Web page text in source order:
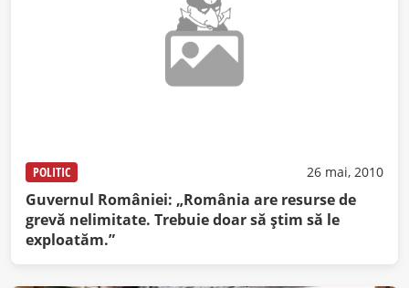
POLITIC 26 mai, 2010
Guvernul României: „România are resurse de
grevă nelimitate. Trebuie doar să ştim să le
exploatăm.”